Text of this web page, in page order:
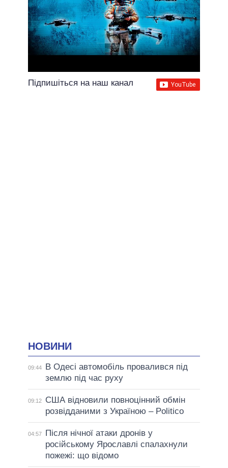
Підпишіться на наш канал
НОВИНИ
09:44
В Одесі автомобіль провалився під
землю під час руху
09:12
США відновили повноцінний обмін
розвідданими з Україною – Politico
04:57
Після нічної атаки дронів у
російському Ярославлі спалахнули
пожежі: що відомо